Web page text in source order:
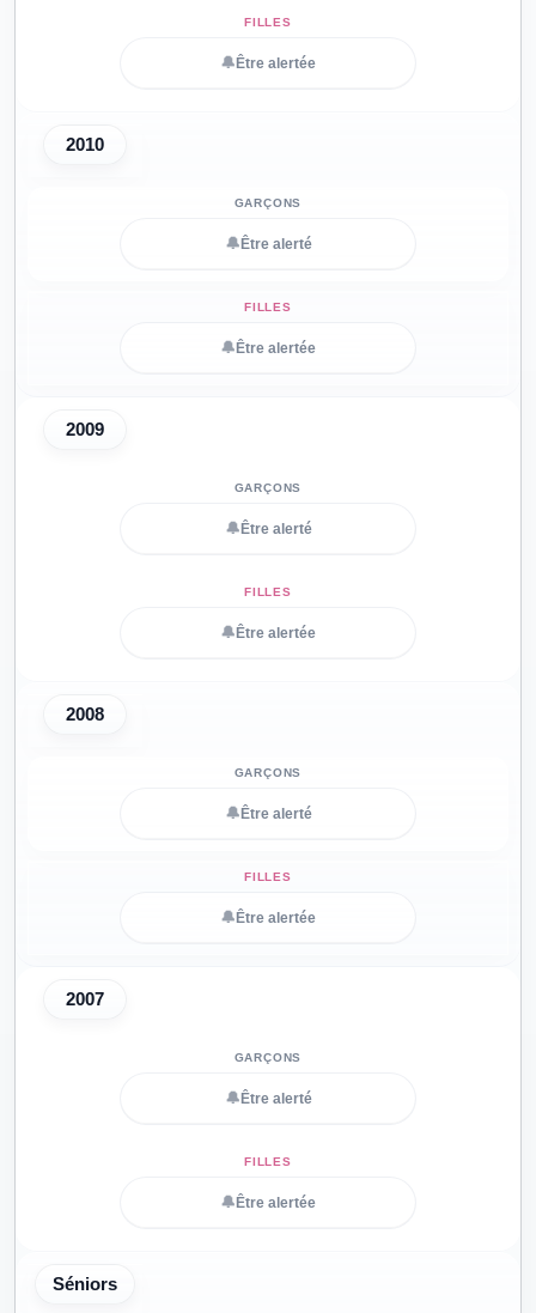
🔔 Être alertée
2010
🔔 Être alerté
🔔 Être alertée
2009
🔔 Être alerté
🔔 Être alertée
2008
🔔 Être alerté
🔔 Être alertée
2007
🔔 Être alerté
🔔 Être alertée
Séniors